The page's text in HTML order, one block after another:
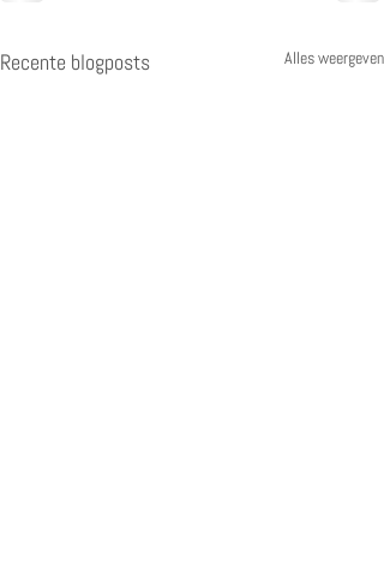
Recente blogposts Alles weergeven